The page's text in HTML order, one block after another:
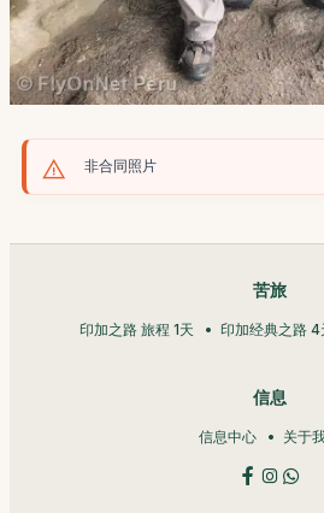
非合同照片
苦旅
印加之路 旅程 1天 印加经典之路 4
信息
信息中心 关于